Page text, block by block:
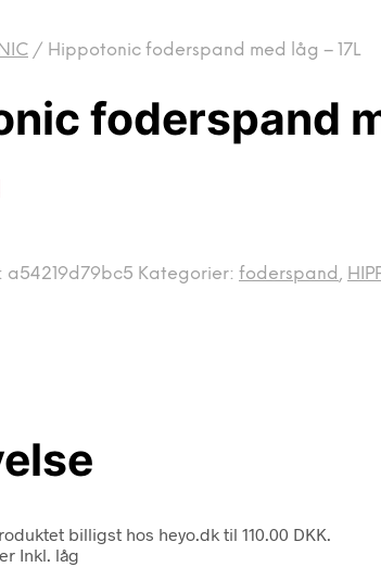
/ Hippotonic foderspand med låg – 17L
foderspand
a54219d79bc5 Kategorier: foderspand ,
billigst hos heyo.dk til 110.00 DKK.
Inkl. låg